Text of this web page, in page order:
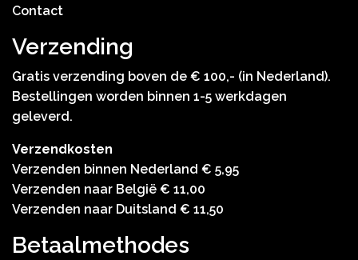
Contact
Verzending
Gratis verzending boven de € 100,- (in Nederland).
Bestellingen worden binnen 1-5 werkdagen
geleverd.
Verzendkosten
Verzenden binnen Nederland € 5,95
Verzenden naar België € 11,00
Verzenden naar Duitsland € 11,50
Betaalmethodes